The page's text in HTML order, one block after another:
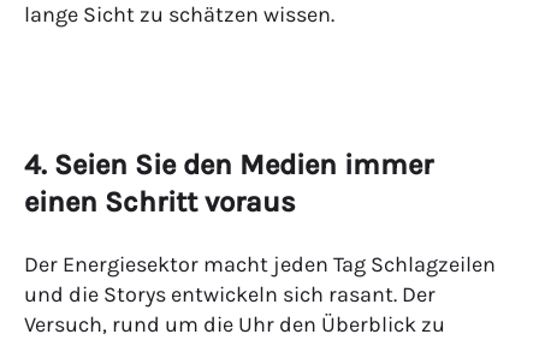
lange Sicht zu schätzen wissen.
4. Seien Sie den Medien immer
einen Schritt voraus
Der Energiesektor macht jeden Tag Schlagzeilen
und die Storys entwickeln sich rasant. Der
Versuch, rund um die Uhr den Überblick zu